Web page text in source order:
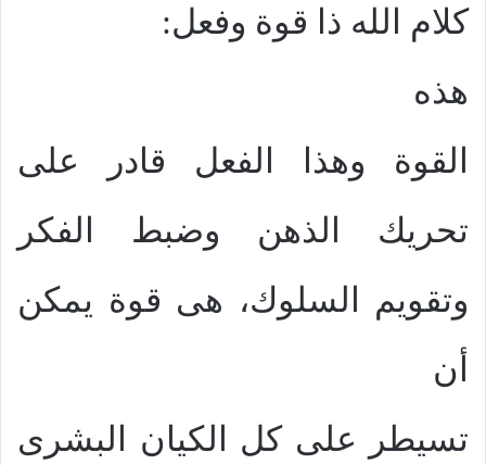
كلام الله ذا قوة وفعل:
هذه
القوة وهذا الفعل قادر على
تحريك الذهن وضبط الفكر
وتقويم السلوك، هى قوة يمكن
أن
تسيطر على كل الكيان البشرى